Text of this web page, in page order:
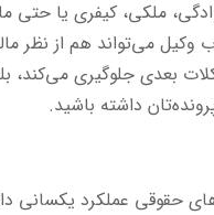
ملکی، کیفری یا حتی
وکیل می‌تواند هم از نظر
بعدی جلوگیری
داشته باشید.
حقوقی عملکرد یکسانی